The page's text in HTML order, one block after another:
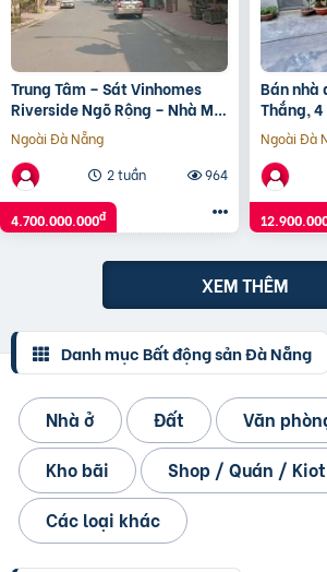
Trung Tâm – Sát Vinhomes
Riverside Ngõ Rộng – Nhà Mới
Tinh-
Ngoài Đà Nẵng
2 tuần
964
4.700.000.000đ
Bán nhà
Thắng,
hơi, 12.9
Ngoài Đà
XEM THÊM
Danh mục Bất động sản Đà Nẵng
Nhà ở Đất
Văn
Kho bãi
Shop / Quán / Kiot
Các loại khác